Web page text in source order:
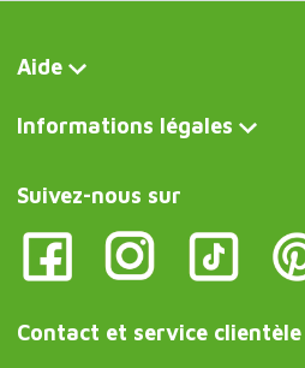
Aide
Informations légales
Suivez-nous sur
Contact et service clientèle